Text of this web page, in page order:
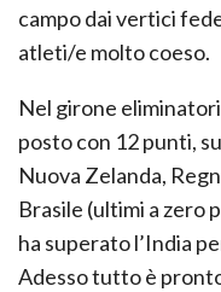
campo dai vertici
atleti/e molto coeso.
Nel girone
posto con 12 punti,
Nuova Zelanda,
Brasile (ultimi a zero
ha superato l’India
Adesso tutto è